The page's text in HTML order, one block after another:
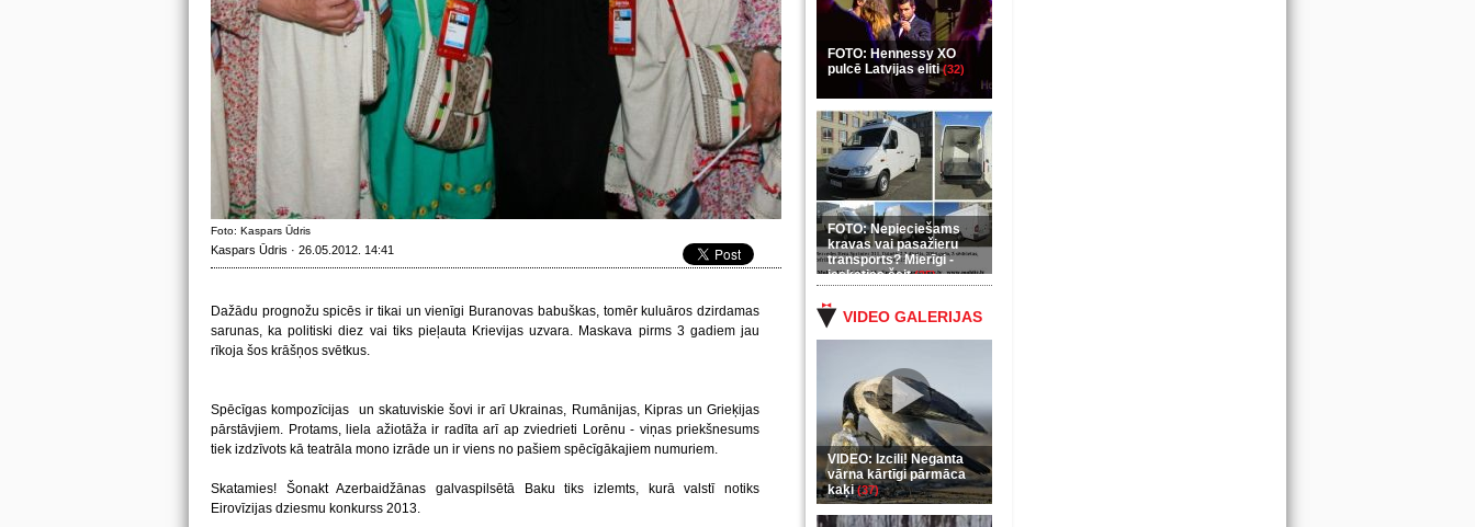
FOTO: Hennessy XO
pulcē Latvijas eliti(32)
FOTO: Nepieciešams
kravas vai pasažieru
transports? Mierīgi -
ieskaties šeit(35)
VIDEO GALERIJAS
VIDEO: Izcili! Neganta
vārna kārtīgi pārmāca
kaķi(37)
Foto: Kaspars Ūdris
Kaspars Ūdris · 26.05.2012. 14:41
Dažādu prognožu spicēs ir tikai un vienīgi Buranovas babuškas, tomēr kuluāros dzirdamas
sarunas, ka politiski diez vai tiks pieļauta Krievijas uzvara. Maskava pirms 3 gadiem jau
rīkoja šos krāšņos svētkus.
Spēcīgas kompozīcijas un skatuviskie šovi ir arī Ukrainas, Rumānijas, Kipras un Grieķijas
pārstāvjiem. Protams, liela ažiotāža ir radīta arī ap zviedrieti Lorēnu - viņas priekšnesums
tiek izdzīvots kā teatrāla mono izrāde un ir viens no pašiem spēcīgākajiem numuriem.
Skatamies! Šonakt Azerbaidžānas galvaspilsētā Baku tiks izlemts, kurā valstī notiks
Eirovīzijas dziesmu konkurss 2013.